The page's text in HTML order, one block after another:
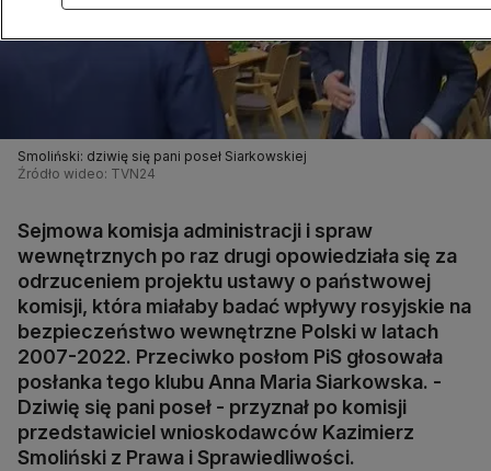
Smoliński: dziwię się pani poseł Siarkowskiej
Źródło wideo: TVN24
Sejmowa komisja administracji i spraw
wewnętrznych po raz drugi opowiedziała się za
odrzuceniem projektu ustawy o państwowej
komisji, która miałaby badać wpływy rosyjskie na
bezpieczeństwo wewnętrzne Polski w latach
2007-2022. Przeciwko posłom PiS głosowała
posłanka tego klubu Anna Maria Siarkowska. -
Dziwię się pani poseł - przyznał po komisji
przedstawiciel wnioskodawców Kazimierz
Smoliński z Prawa i Sprawiedliwości.